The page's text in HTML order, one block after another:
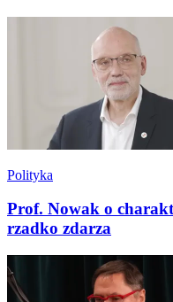
Polityka
Prof. Nowak o
rzadko zdarza